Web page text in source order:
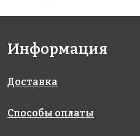
Rose SJ 16
327x327
JNJ C-JC 44
327x327
Информация
Доставка
Способы оплаты